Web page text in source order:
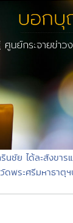
ชัย ได้ละสังขาร
ดพระศรีมหาธาตุ